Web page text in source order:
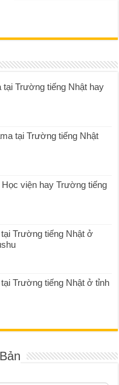
Trường tiếng Nhật hay
tại Trường tiếng Nhật
viện hay Trường tiếng
Trường tiếng Nhật ở
Trường tiếng Nhật ở tỉnh